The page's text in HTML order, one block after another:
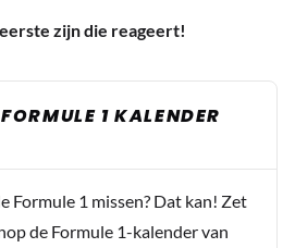
zijn die reageert!
1 KALENDER
Formule 1 missen? Dat kan! Zet
de Formule 1-kalender van